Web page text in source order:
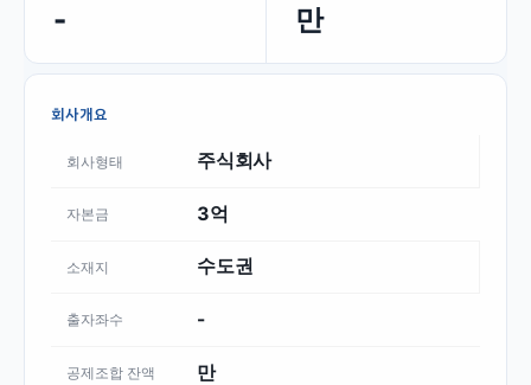
- 만
회사개요
회사형태 주식회사
자본금 3억
소재지 수도권
출자좌수 -
공제조합 잔액 만